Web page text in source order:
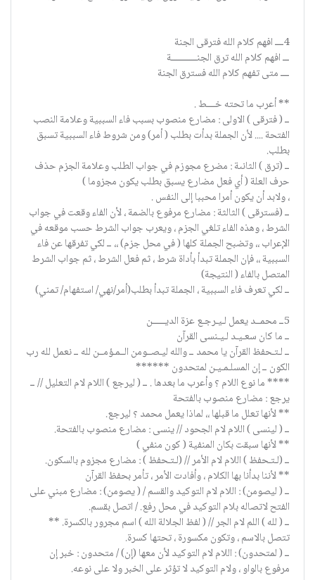
4ــــ افهم كلام الله فترقى الجنة
ـــ افهم كلام الله ترق الجنــــــــــــة
ــــ متى تفهم كلام الله فسترق الجنة
** أعرب ما تحته خــــط .
ــ ( فترقى ) الاولى : مضارع منصوب بسبب فاء السببية وعلامة النصب
الفتحة .... لأن الجملة بدأت بطلب ( أمر) ومن شروط فاء السببية تسبق
بطلب.
ــ (ترق ) الثانىة : مضرع مجوزم في جواب الطلب وعلامة الجزم حذف
حرف العلة ( أي فعل مضارع يسبق بطلب يكون مجزوما )
، ولابد أن يكون أمرا محببا إلى النفس .
ــ (فسترقى ) الثالثة : مضارع مرفوع بالضمة ، لأن الفاء وقعت في جواب
الشرط ، وهذه الفاء تلغي الجزم ، ويعرب جواب الشرط حسب موقعه في
الإعراب ،، وتضبح الجملة كلها ( في محل جزم) ،، ــ لكي تفرقها عن فاء
السببية ،، فإن الجملة تبدأ بأداة شرط ، ثم فعل الشرط ، ثم جواب الشرط
المتصل بالفاء ( النتيجة)
ــ لكي تعرف فاء السببية ، الجملة تبدأ بطلب(أمر/نهي/ استفهام/ تمني)
5ــ محمــد يعمل لـيـرجـع عزة الديــــــن
ــ ما كان سعـيـد لـيـنسى القرآن
ــ لـتـحفظ القرآن يا محمد ــ والله ليـصــومن الــمـؤمــن لله ــ نعمل لله رب
الكون ــ إن المسلـمـيـن لمتحدون ******
**** ما نوع اللام ؟ وأعرب ما بعدها . ــ ( ليرجع ) اللام لام التعليل // ــ
يرجع : مضارع منصوب بالفتحة
** لأنها تعلل ما قبلها ،، لماذا يعمل محمد ؟ ليرجع.
ــ ( لينسى ) اللام لام الجحود // ينسى : مضارع منصوب بالفتحة.
** لأنها سبقت بكان المنفية ( كون منفي )
ــ (لـتـحفظ ) اللام لام الأمر // (لـتـحفظ ) : مضارع مجزوم بالسكون.
** لأننا بدأنا بها الكلام ، وأفادت الأمر ، تأمر بحفظ القرآن
ــ ( ليصومن) : اللام لام التوكيد والقسم / ( يصومن) : مضارع مبني على
الفتح لاتصاله بلام التوكيد في محل رفع. / اتصل بقسم.
ــ ( لله ) اللم لام الجر // ( لفظ الجلالة الله ) اسم مجرور بالكسرة. **
تتصل بالاسم ، وتكون مكسورة ، تحتها كسرة.
ــ ( لمتحدون) : اللام لام التوكيد لأن معها (إن) / متحدون : خبر إن
مرفوع بالواو ، ولام التوكيد لا تؤثر على الخبر ولا على نوعه.